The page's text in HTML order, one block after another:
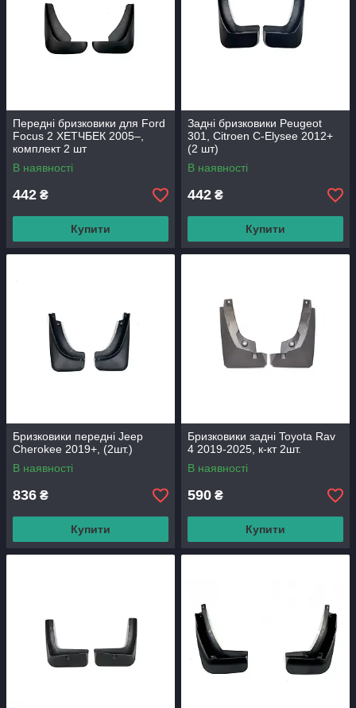
Передні бризковики для Ford
Focus 2 ХЕТЧБЕК 2005–,
комплект 2 шт
В наявності
442 ₴
Купити
Задні бризковики Peugeot
301, Citroen C-Elysee 2012+
(2 шт)
В наявності
442 ₴
Купити
Бризковики передні Jeep
Cherokee 2019+, (2шт.)
В наявності
836 ₴
Купити
Бризковики задні Toyota Rav
4 2019-2025, к-кт 2шт.
В наявності
590 ₴
Купити